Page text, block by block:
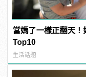
當媽了一樣正翻天！
Top10
生活話題